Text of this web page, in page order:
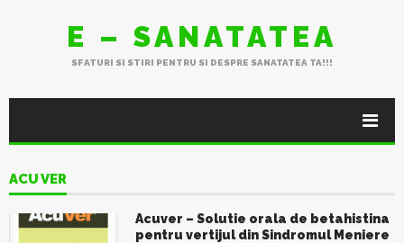
E – SANATATEA
SFATURI SI STIRI PENTRU SI DESPRE SANATATEA TA!!!
ACU VER
Acuver – Solutie orala de betahistina
pentru vertijul din Sindromul Meniere